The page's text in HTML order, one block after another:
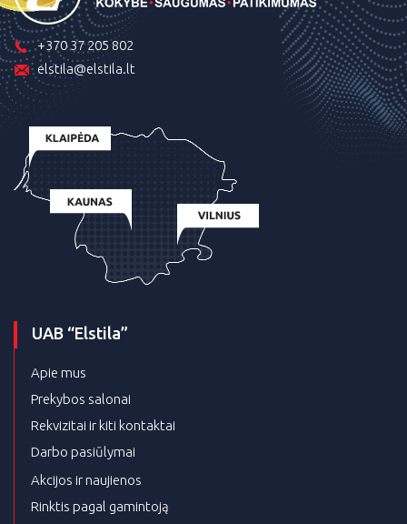
+370 37 205 802
elstila@elstila.lt
UAB “Elstila”
Apie mus
Prekybos salonai
Rekvizitai ir kiti kontaktai
Darbo pasiūlymai
Akcijos ir naujienos
Rinktis pagal gamintoją